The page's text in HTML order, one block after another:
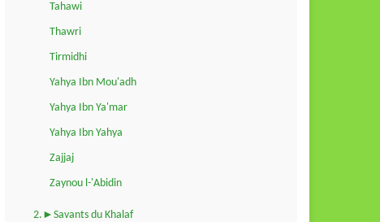
Tahawi
Thawri
Tirmidhi
Yahya Ibn Mou'adh
Yahya Ibn Ya'mar
Yahya Ibn Yahya
Zajjaj
Zaynou l-'Abidin
2.►Savants du Khalaf